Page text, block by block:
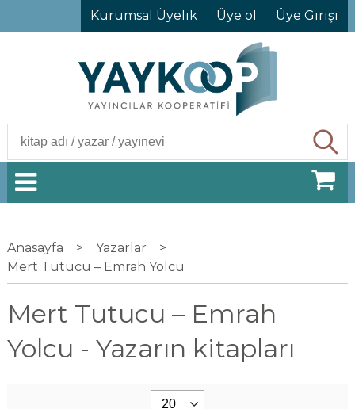
Kurumsal Üyelik Üye ol Üye Girişi
Anasayfa > Yazarlar
>
Mert Tutucu – Emrah Yolcu
Mert Tutucu – Emrah
Yolcu - Yazarın kitapları